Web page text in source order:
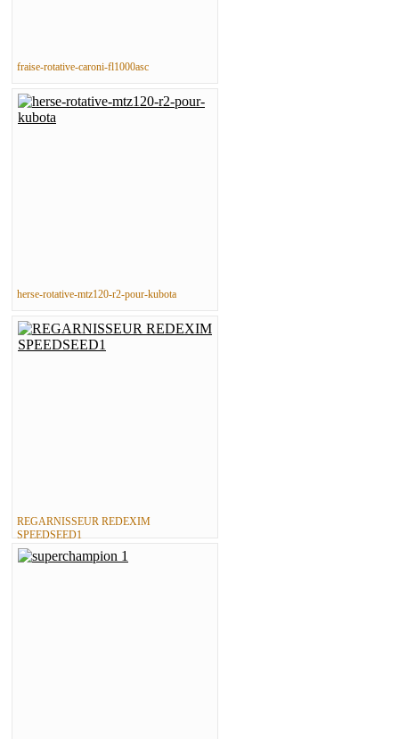
fraise-rotative-caroni-fl1000asc
herse-rotative-mtz120-r2-pour-kubota
REGARNISSEUR REDEXIM
SPEEDSEED1